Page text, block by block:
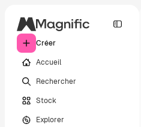
Créer
Accueil
Rechercher
Stock
Explorer